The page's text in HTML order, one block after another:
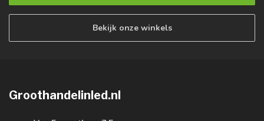
Bekijk onze winkels
Groothandelinled.nl